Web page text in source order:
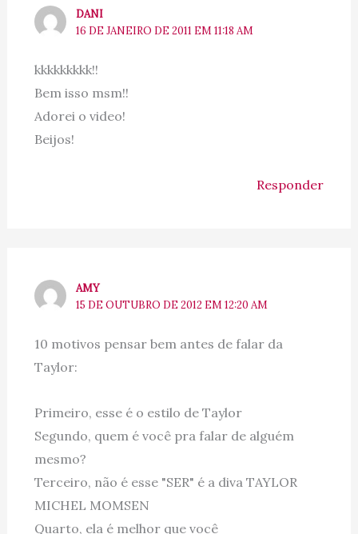
DANI
16 DE JANEIRO DE 2011 EM 11:18 AM
kkkkkkkkk!!
Bem isso msm!!
Adorei o video!
Beijos!
Responder
AMY
15 DE OUTUBRO DE 2012 EM 12:20 AM
10 motivos pensar bem antes de falar da
Taylor:
Primeiro, esse é o estilo de Taylor
Segundo, quem é você pra falar de alguém
mesmo?
Terceiro, não é esse "SER" é a diva TAYLOR
MICHEL MOMSEN
Quarto, ela é melhor que você